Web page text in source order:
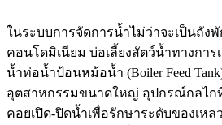
ในระบบการจัดการน้ำไม่ว่าจะเป็นถัง
คอนโดมิเนียม บ่อเลี้ยงสัตว์น้ำทางการ
น้ำท่อน้ำป้อนหม้อน้ำ (Boiler Feed
อุตสาหกรรมขนาดใหญ่ อุปกรณ์กลไ
คอยเปิด-ปิดน้ำเพื่อรักษาระดับของเห